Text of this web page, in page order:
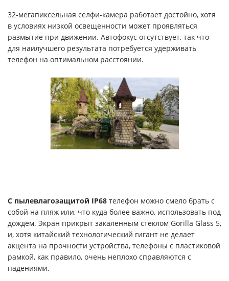
32-мегапиксельная селфи-камера работает достойно, хотя
в условиях низкой освещенности может проявляться
размытие при движении. Автофокус отсутствует, так что
для наилучшего результата потребуется удерживать
телефон на оптимальном расстоянии.
С пылевлагозащитой IP68 телефон можно смело брать с
собой на пляж или, что куда более важно, использовать под
дождем. Экран прикрыт закаленным стеклом Gorilla Glass 5,
и, хотя китайский технологический гигант не делает
акцента на прочности устройства, телефоны с пластиковой
рамкой, как правило, очень неплохо справляются с
падениями.